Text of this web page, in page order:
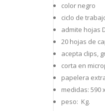
color negro
ciclo de
admite hojas
20 hojas de
acepta clips,
corta en
papelera
medidas: 590
peso: Kg.